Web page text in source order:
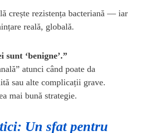
crește rezistența bacteriană — iar
reală, globală.
‘benigne’.”
atunci când poate da
sau alte complicații grave.
mai bună strategie.
Un sfat pentru